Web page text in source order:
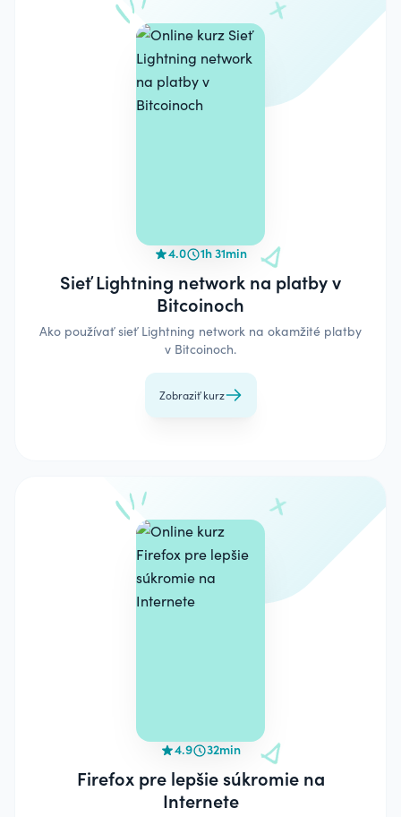
4.0 1h 31min
Sieť Lightning network na platby v
Bitcoinoch
Ako používať sieť Lightning network na okamžité platby
v Bitcoinoch.
Zobraziť kurz
4.9 32min
Firefox pre lepšie súkromie na
Internete